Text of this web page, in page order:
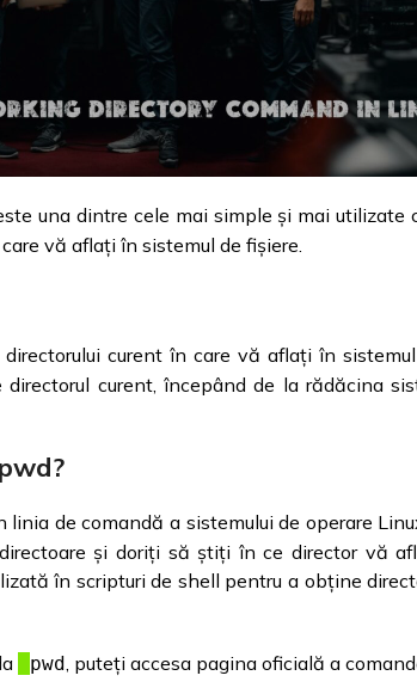
una dintre cele mai simple și mai utilizate
vă aflați în sistemul de fișiere.
curent în care vă aflați în sistemul
curent, începând de la rădăcina
de comandă a sistemului de operare
și doriți să știți în ce director vă
în scripturi de shell pentru a obține
pwd , puteți accesa pagina oficială a